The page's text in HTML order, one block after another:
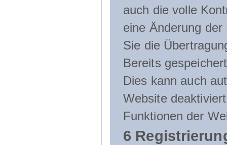
auch die volle
eine Änderung
Sie die
Bereits
Dies kann auch
Website
Funktionen der
6